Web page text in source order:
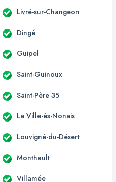
Livré-sur-Changeon
Dingé
Guipel
Saint-Guinoux
Saint-Père 35
La Ville-ès-Nonais
Louvigné-du-Désert
Monthault
Villamée